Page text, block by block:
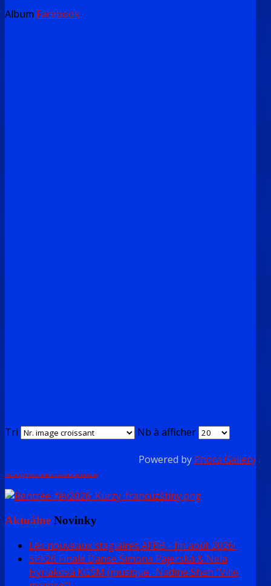
Album Facebook
Tri Nb à afficher
Powered by Phoca Gallery
FaLang translation system by Faboba
Aktuálne Novinky
Les nouveaux stagiaires AFBB - fin août 2026!
SPF26 Finale Danse Simona Pajerská & Nela
Hyriaková KGŠM (musique : Nadine Shah "Ville